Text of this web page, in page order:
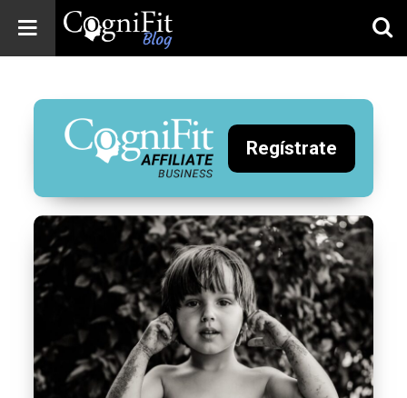
Blog: Brain
Health
News
Brain Training,
Mental Health, and
Wellness
Regístrate